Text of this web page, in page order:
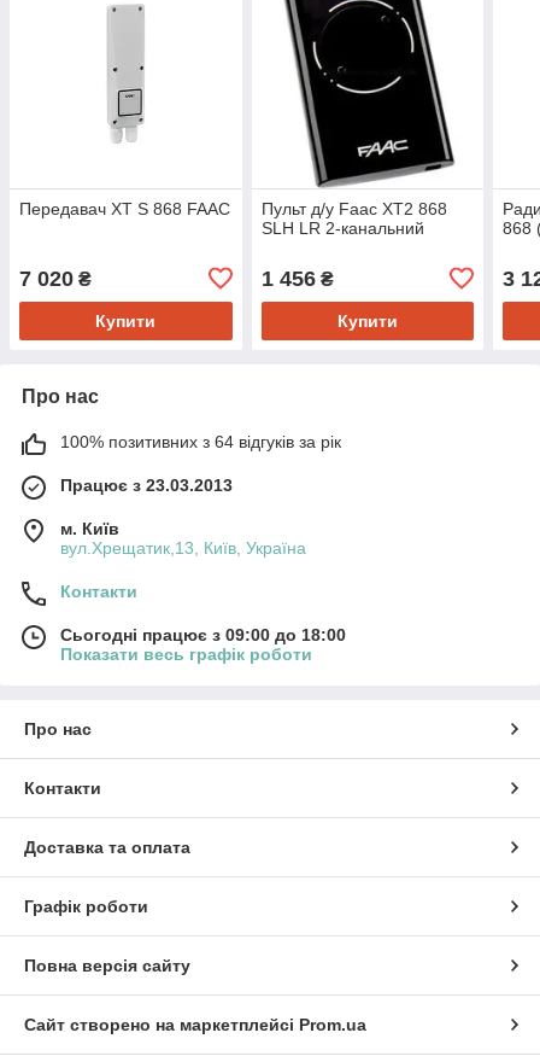
Передавач XT S 868 FAAC
7 020 ₴
Купити
Пульт д/у Faac XT2 868
SLH LR 2-канальний
1 456₴
Купити
868
3
Про нас
100% позитивних з 64 відгуків за рік
Працює з 23.03.2013
м. Київ
вул.Хрещатик,13, Київ, Україна
Контакти
Сьогодні працює з 09:00 до 18:00
Показати весь графік роботи
Про нас
Контакти
Доставка та оплата
Графік роботи
Повна версія сайту
Сайт створено на маркетплейсі Prom.ua